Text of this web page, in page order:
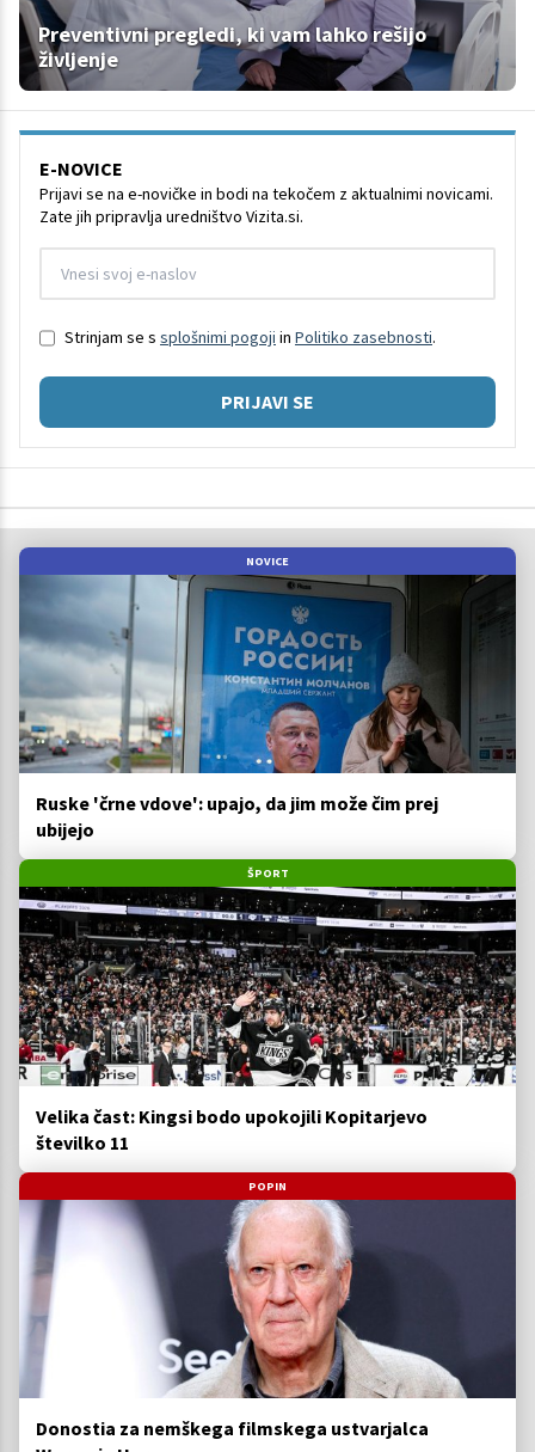
Preventivni pregledi, ki vam lahko rešijo
življenje
E-NOVICE
Prijavi se na e-novičke in bodi na tekočem z aktualnimi novicami.
Zate jih pripravlja uredništvo Vizita.si.
Strinjam se s splošnimi pogoji in Politiko zasebnosti.
PRIJAVI SE
NOVICE
Ruske 'črne vdove': upajo, da jim može čim prej
ubijejo
ŠPORT
Velika čast: Kingsi bodo upokojili Kopitarjevo
številko 11
POPIN
Donostia za nemškega filmskega ustvarjalca